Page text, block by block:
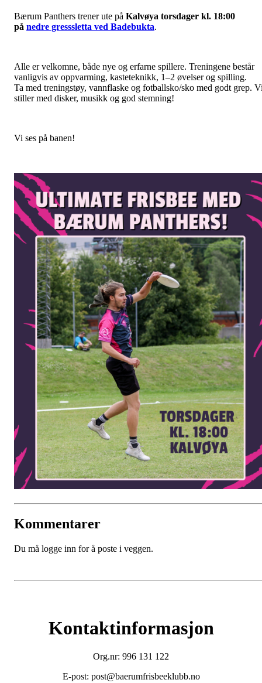
Bærum Panthers trener ute på Kalvøya torsdager kl. 18:00
på nedre gresssletta ved Badebukta.
Alle er velkomne, både nye og erfarne spillere. Treningene består
vanligvis av oppvarming, kasteteknikk, 1–2 øvelser og spilling.
Ta med treningstøy, vannflaske og fotballsko/sko med godt grep.
stiller med disker, musikk og god stemning!
Vi ses på banen!
Kommentarer
Du må logge inn for å poste i veggen.
Kontaktinformasjon
Org.nr: 996 131 122
E-post: post@baerumfrisbeeklubb.no